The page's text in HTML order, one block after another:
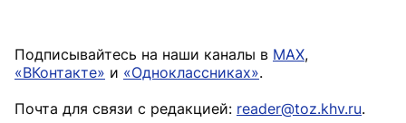
Подписывайтесь на наши каналы в MAX,
«ВКонтакте» и «Одноклассниках».
Почта для связи с редакцией: reader@toz.khv.ru.